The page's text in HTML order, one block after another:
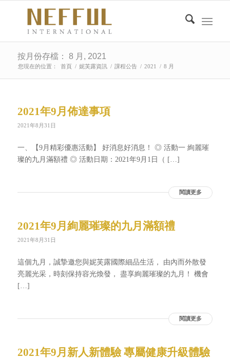
按月份存檔： 8 月, 2021
您現在的位置： 首頁 / 妮芙露資訊 / 課程公告 / 2021 / 8 月
2021年9月佈達事項
2021年8月31日
一、【9月精彩優惠活動】 好消息好消息！ ◎ 活動一 絢麗璀
璨的九月滿額禮 ◎ 活動日期：2021年9月1日（ […]
閱讀更多
2021年9月絢麗璀璨的九月滿額禮
2021年8月31日
這個九月，誠摯邀您與妮芙露國際細品生活， 由內而外散發
亮麗光采，時刻保持容光煥發， 盡享絢麗璀璨的九月！ 機會
[…]
閱讀更多
2021年9月新人新體驗 專屬健康升級體驗